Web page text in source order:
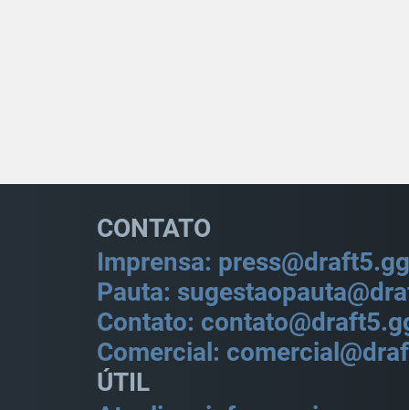
CONTATO
Imprensa: press@draft5.gg
Pauta:
Contato:
Comercial:
ÚTIL